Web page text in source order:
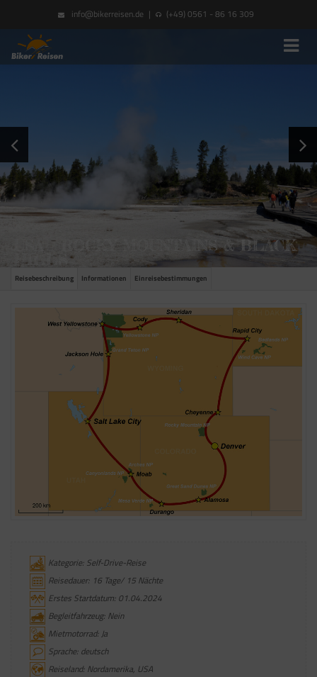
info@bikerreisen.de | (+49) 0561 - 86 16 309
USA – ROCKY MOUNTAINS & BLACK
HILLS
Reisebeschreibung Informationen Einreisebestimmungen
Kategorie: Self-Drive-Reise
Reisedauer: 16 Tage/ 15 Nächte
Erstes Startdatum: 01.04.2024
Begleitfahrzeug: Nein
Mietmotorrad: Ja
Sprache: deutsch
Reiseland: Nordamerika, USA